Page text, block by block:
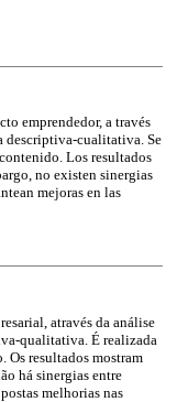
emprendedor, a través
descriptiva-cualitativa. Se
Los resultados
no existen sinergias
mejoras en las
através da análise
qualitativa. É realizada
Os resultados mostram
há sinergias entre
melhorias nas